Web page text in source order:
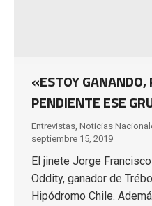
«ESTOY GANANDO,
PENDIENTE ESE
Entrevistas, Noticias
septiembre 15, 2019
El jinete Jorge
Oddity, ganador de
Hipódromo Chile.